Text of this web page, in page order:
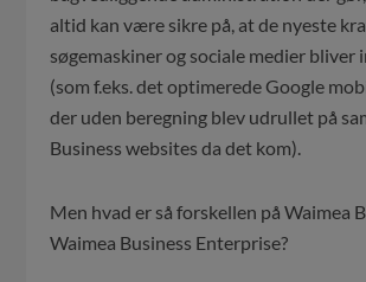
altid kan være sikre på, at de nyeste
søgemaskiner og sociale medier bliver
(som f.eks. det optimerede Google
der uden beregning blev udrullet på
Business websites da det kom).
Men hvad er så forskellen på Waimea
Waimea Business Enterprise?